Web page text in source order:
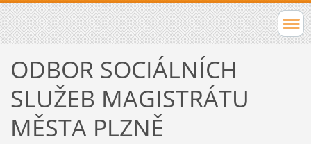
ODBOR SOCIÁLNÍCH
SLUŽEB MAGISTRÁTU
MĚSTA PLZNĚ